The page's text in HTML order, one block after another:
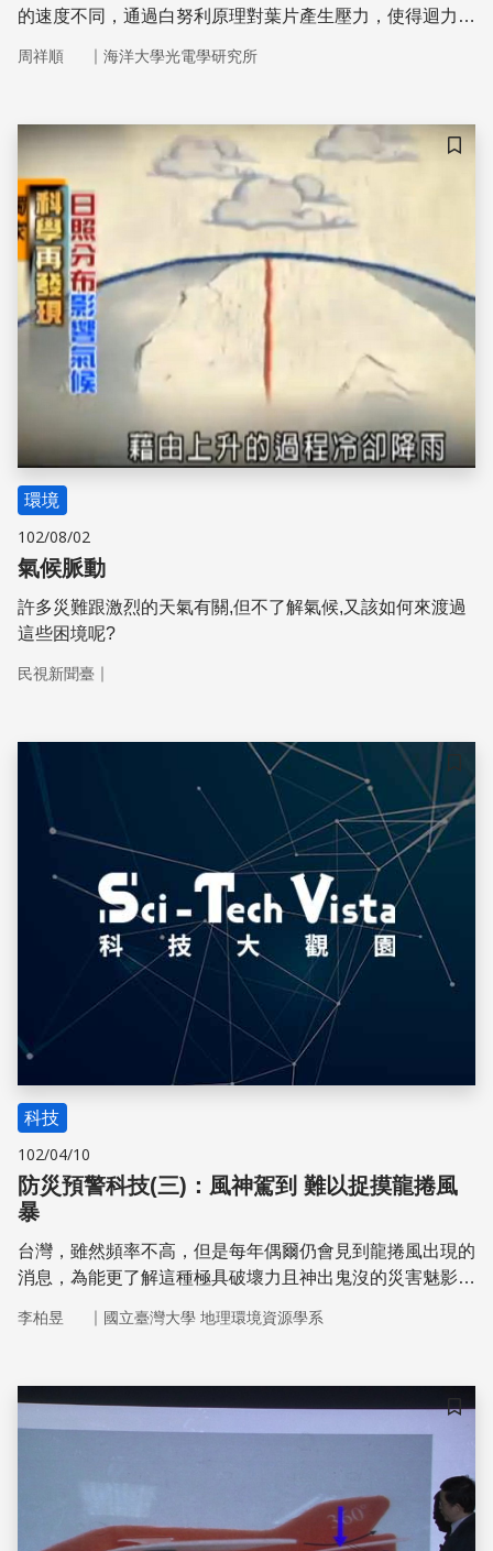
的速度不同，通過白努利原理對葉片產生壓力，使得迴力鏢
周祥順 ｜ 海洋大學光電學研究所
儲存
環境
102/08/02
氣候脈動
許多災難跟激烈的天氣有關,但不了解氣候,又該如何來渡過
這些困境呢?
民視新聞臺 ｜
儲存
科技
102/04/10
防災預警科技(三)：風神駕到 難以捉摸龍捲風
暴
台灣，雖然頻率不高，但是每年偶爾仍會見到龍捲風出現的
消息，為能更了解這種極具破壞力且神出鬼沒的災害魅影，
成因和目前用來「捕捉」龍捲風以及氣象觀測的重要儀器─
李柏昱 ｜ 國立臺灣大學 地理環境資源學系
儲存